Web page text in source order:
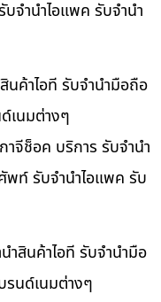
จำนำไอแพค รับจำนำ
นค้าไอที รับจำนำมือถือ
เนมต่างๆ
จีช็อค บริการ รับจำนำ
พท์ รับจำนำไอแพค รับ
ำสินค้าไอที รับจำนำมือ
รนด์เนมต่างๆ